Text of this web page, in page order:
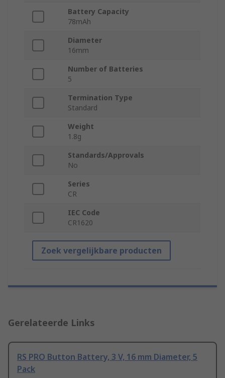
Battery Capacity
78mAh
Diameter
16mm
Number of Batteries
5
Termination Type
Standard
Weight
1.8g
Standards/Approvals
No
Series
CR
IEC Code
CR1620
Zoek vergelijkbare producten
Gerelateerde Links
RS PRO Button Battery, 3 V, 16 mm Diameter, 5
Pack